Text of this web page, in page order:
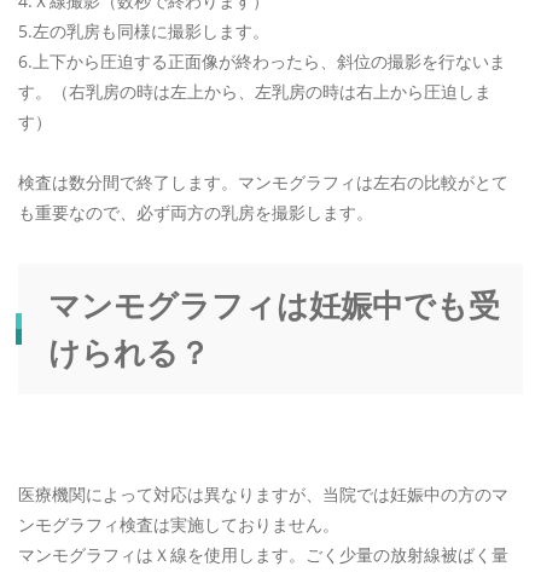
5.左の乳房も同様に撮影します。
6.上下から圧迫する正面像が終わったら、斜位の撮影を行ないま
す。（右乳房の時は左上から、左乳房の時は右上から圧迫しま
す）
検査は数分間で終了します。マンモグラフィは左右の比較がとて
も重要なので、必ず両方の乳房を撮影します。
マンモグラフィは妊娠中でも受
けられる？
医療機関によって対応は異なりますが、当院では妊娠中の方のマ
ンモグラフィ検査は実施しておりません。
マンモグラフィはＸ線を使用します。ごく少量の放射線被ばく量